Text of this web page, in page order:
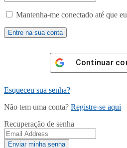
Mantenha-me conectado até que
Continuar
Esqueceu sua senha?
Não tem uma conta? Registre-se aqui
Recuperação de senha